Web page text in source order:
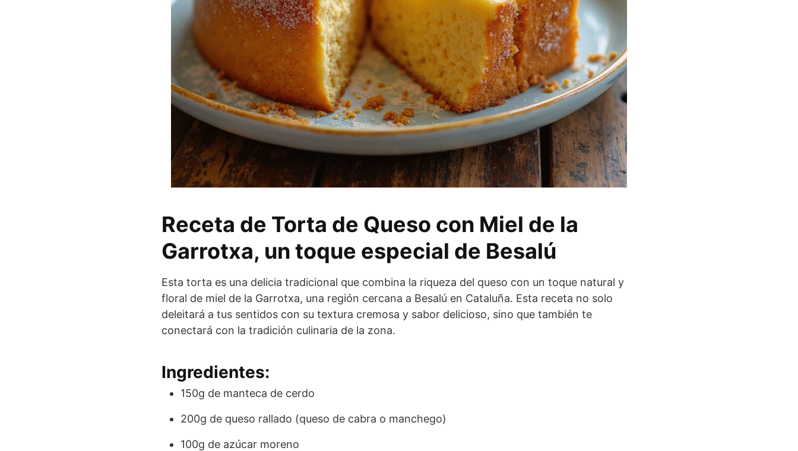
Receta de Torta de Queso con Miel de la
Garrotxa, un toque especial de Besalú
Esta torta es una delicia tradicional que combina la riqueza del queso con un toque natural y
floral de miel de la Garrotxa, una región cercana a Besalú en Cataluña. Esta receta no solo
deleitará a tus sentidos con su textura cremosa y sabor delicioso, sino que también te
conectará con la tradición culinaria de la zona.
Ingredientes:
150g de manteca de cerdo
200g de queso rallado (queso de cabra o manchego)
100g de azúcar moreno